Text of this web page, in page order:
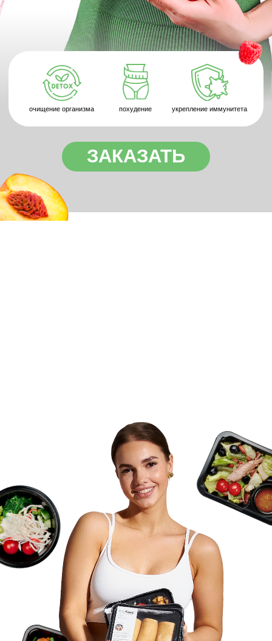
в индустрии на высоких позициях
С нами достигают поставленныхрезультатов
любимых разнообразных блюд с
Заменить мясо на рыбу? Аллергия на орехи?
Убрать лук из рациона? Непереносимость лактозы?
ПОД ВАШИ
ПРЕДПОЧТЕНИЯ